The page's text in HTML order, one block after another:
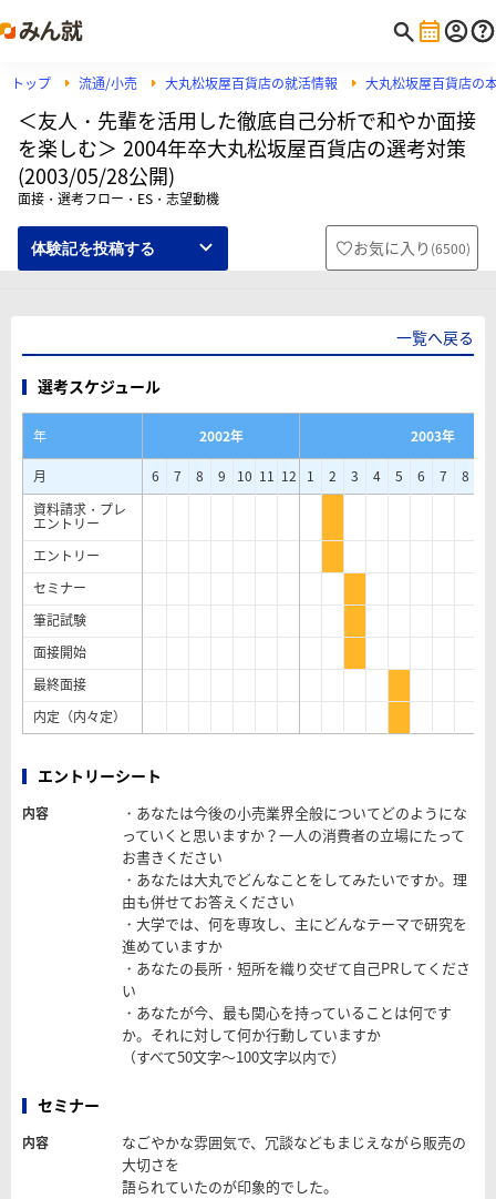
トップ 流通/小売 大丸松坂屋百貨店の就活情報 大丸松坂屋百貨店の
＜友人・先輩を活用した徹底自己分析で和やか面接
を楽しむ＞ 2004年卒大丸松坂屋百貨店の選考対策
(2003/05/28公開)
面接・選考フロー・ES・志望動機
体験記を投稿する お気に入り (6500)
一覧へ戻る
選考スケジュール
年 2002年
2003年
月
6 7 8 9 10 11 12 1 2 3 4 5 6 7 8
資料請求・プレ
エントリー
エントリー
セミナー
筆記試験
面接開始
最終面接
内定（内々定）
エントリーシート
内容
・あなたは今後の小売業界全般についてどのようにな
っていくと思いますか？一人の消費者の立場にたって
お書きください
・あなたは大丸でどんなことをしてみたいですか。理
由も併せてお答えください
・大学では、何を専攻し、主にどんなテーマで研究を
進めていますか
・あなたの長所・短所を織り交ぜて自己PRしてくださ
い
・あなたが今、最も関心を持っていることは何です
か。それに対して何か行動していますか
（すべて50文字～100文字以内で）
セミナー
内容
なごやかな雰囲気で、冗談などもまじえながら販売の
大切さを
語られていたのが印象的でした。